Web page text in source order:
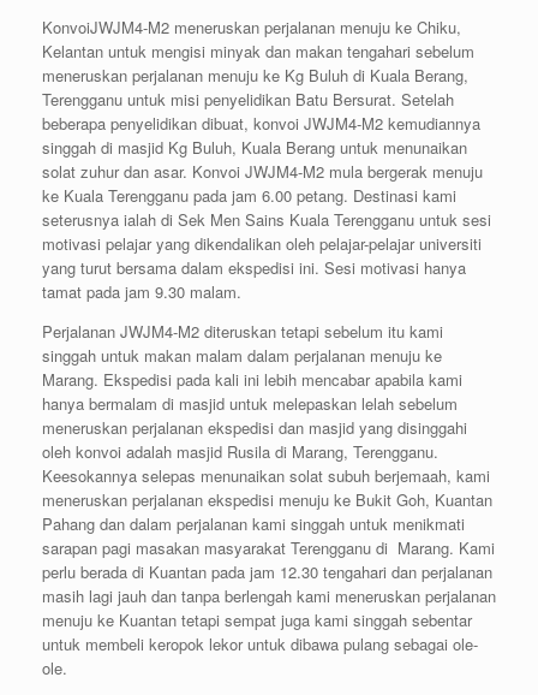
KonvoiJWJM4-M2 meneruskan perjalanan menuju ke Chiku,
Kelantan untuk mengisi minyak dan makan tengahari sebelum
meneruskan perjalanan menuju ke Kg Buluh di Kuala Berang,
Terengganu untuk misi penyelidikan Batu Bersurat. Setelah
beberapa penyelidikan dibuat, konvoi JWJM4-M2 kemudiannya
singgah di masjid Kg Buluh, Kuala Berang untuk menunaikan
solat zuhur dan asar. Konvoi JWJM4-M2 mula bergerak menuju
ke Kuala Terengganu pada jam 6.00 petang. Destinasi kami
seterusnya ialah di Sek Men Sains Kuala Terengganu untuk sesi
motivasi pelajar yang dikendalikan oleh pelajar-pelajar universiti
yang turut bersama dalam ekspedisi ini. Sesi motivasi hanya
tamat pada jam 9.30 malam.
Perjalanan JWJM4-M2 diteruskan tetapi sebelum itu kami
singgah untuk makan malam dalam perjalanan menuju ke
Marang. Ekspedisi pada kali ini lebih mencabar apabila kami
hanya bermalam di masjid untuk melepaskan lelah sebelum
meneruskan perjalanan ekspedisi dan masjid yang disinggahi
oleh konvoi adalah masjid Rusila di Marang, Terengganu.
Keesokannya selepas menunaikan solat subuh berjemaah, kami
meneruskan perjalanan ekspedisi menuju ke Bukit Goh, Kuantan
Pahang dan dalam perjalanan kami singgah untuk menikmati
sarapan pagi masakan masyarakat Terengganu di Marang. Kami
perlu berada di Kuantan pada jam 12.30 tengahari dan perjalanan
masih lagi jauh dan tanpa berlengah kami meneruskan perjalanan
menuju ke Kuantan tetapi sempat juga kami singgah sebentar
untuk membeli keropok lekor untuk dibawa pulang sebagai ole-
ole.